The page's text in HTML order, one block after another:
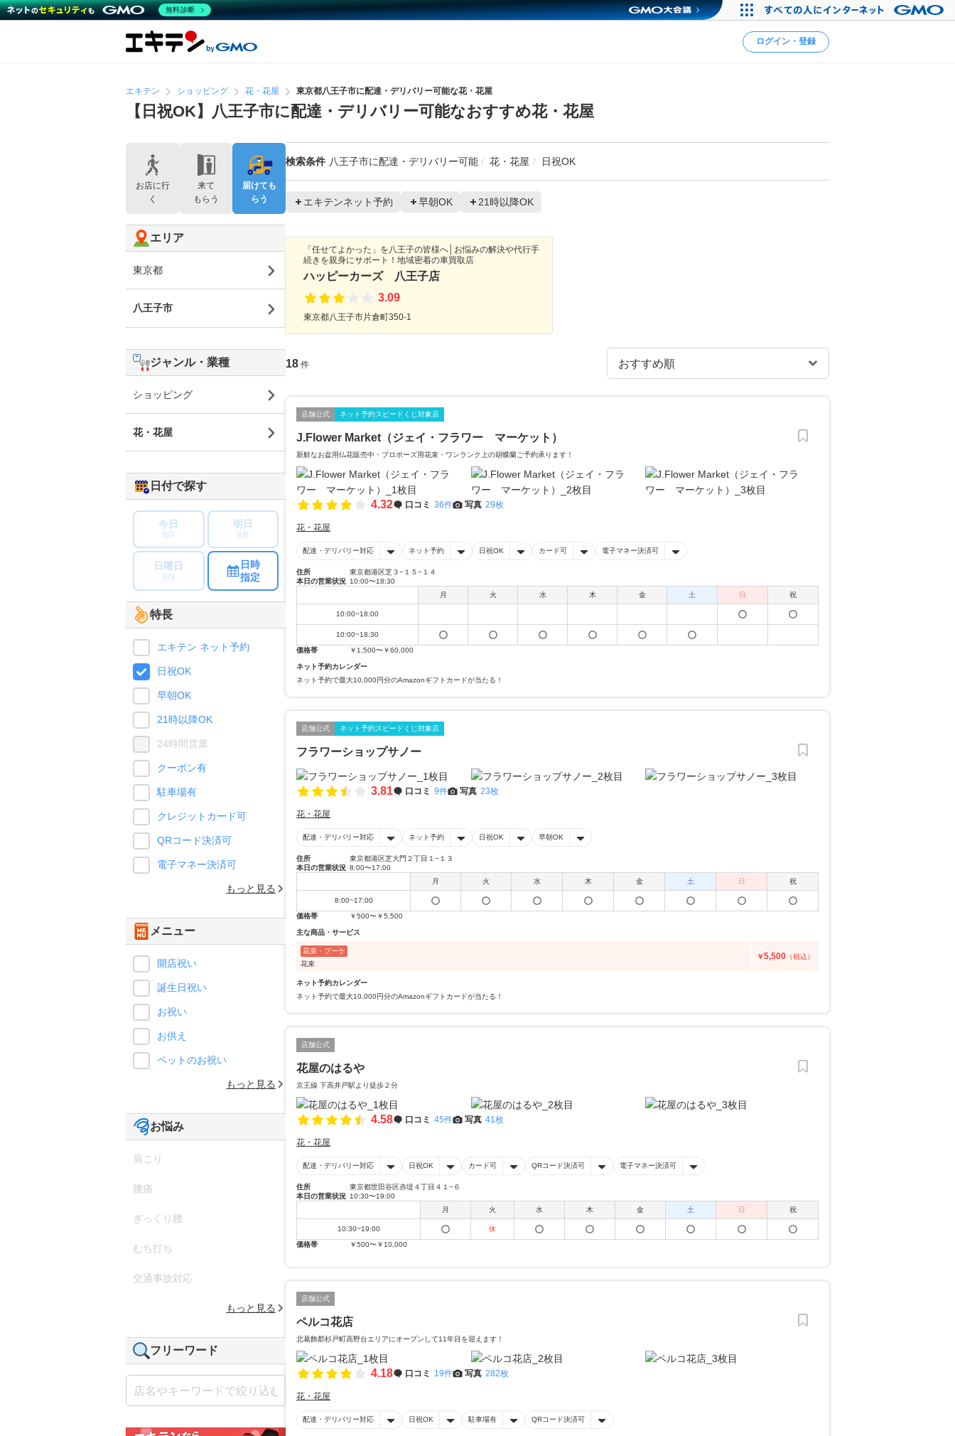
ログイン・登録
エキテン ショッピング 花・花屋 東京都八王子市に配達・デリバリー可能な花・花屋
【日祝OK】八王子市に配達・デリバリー可能なおすすめ花・花屋
検索条件 八王子市に配達・デリバリー可能 花・花屋 日祝OK
エキテンネット予約 早朝OK 21時以降OK
「任せてよかった」を八王子の皆様へ│お悩みの解決や代行手
続きを親身にサポート！地域密着の車買取店
ハッピーカーズ 八王子店
3.09
東京都八王子市片倉町350-1
18 件
店舗公式 ネット予約スピードくじ対象店
J.Flower Market（ジェイ・フラワー マーケット）
新鮮なお盆用仏花販売中・プロポーズ用花束・ワンランク上の胡蝶蘭ご予約承ります！
4.32 口コミ 36件 写真 29枚
花・花屋
配達・デリバリー対応 ネット予約 日祝OK カード可 電子マネー決済可
住所
東京都港区芝３−１５−１４
本日の営業状況 10:00〜18:30
月
火 水 木 金 土 日 祝
10:00~18:00
10:00~18:30
価格帯
￥1,500〜￥60,000
ネット予約カレンダー
ネット予約で最大10,000円分のAmazonギフトカードが当たる！
店舗公式 ネット予約スピードくじ対象店
フラワーショップサノー
3.81 口コミ 9件 写真 23枚
花・花屋
配達・デリバリー対応 ネット予約 日祝OK 早朝OK
住所
東京都港区芝大門２丁目１−１３
本日の営業状況 8:00〜17:00
月
火 水 木 金 土 日 祝
8:00~17:00
価格帯
￥500〜￥5,500
主な商品・サービス
花束・ブーケ
花束
￥5,500 （税込）
ネット予約カレンダー
ネット予約で最大10,000円分のAmazonギフトカードが当たる！
店舗公式
花屋のはるや
京王線 下高井戸駅より徒歩２分
4.58 口コミ 45件 写真 41枚
花・花屋
配達・デリバリー対応 日祝OK カード可 QRコード決済可 電子マネー決済可
住所
東京都世田谷区赤堤４丁目４１−６
本日の営業状況 10:30〜19:00
月
火 水 木 金 土 日 祝
10:30~19:00
休
価格帯
￥500〜￥10,000
店舗公式
ペルコ花店
北葛飾郡杉戸町高野台エリアにオープンして11年目を迎えます！
4.18 口コミ 19件 写真 282枚
花・花屋
配達・デリバリー対応 日祝OK 駐車場有 QRコード決済可
お店に行
く
来て
もらう
届けても
らう
エリア
東京都
八王子市
ジャンル・業種
ショッピング
花・花屋
日付で探す
今日
8/7
明日
8/8
日曜日
8/9
日時
指定
特長
エキテン ネット予約
日祝OK
早朝OK
21時以降OK
24時間営業
クーポン有
駐車場有
クレジットカード可
QRコード決済可
電子マネー決済可
もっと見る
メニュー
開店祝い
誕生日祝い
お祝い
お供え
ペットのお祝い
もっと見る
お悩み
肩こり
腰痛
ぎっくり腰
むち打ち
交通事故対応
もっと見る
フリーワード
無料診断